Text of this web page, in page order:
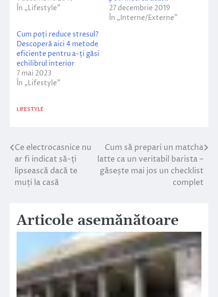
În „Lifestyle”
27 decembrie 2019
În „Interne/Externe”
Cum poți reduce stresul?
Descoperă aici 4 metode
eficiente pentru a-ți găsi
echilibrul interior
7 mai 2023
În „Lifestyle”
LIFESTYLE
Navigare
în
articole
Ce electrocasnice nu
ar fi indicat să-ți
lipsească dacă te
muți la casă
Cum să prepari un matcha
latte ca un veritabil barista –
găsește mai jos un checklist
complet
Articole asemănătoare